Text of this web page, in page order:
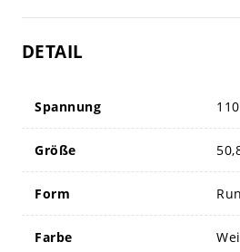
DETAIL
Spannung
Größe
Form
Farbe